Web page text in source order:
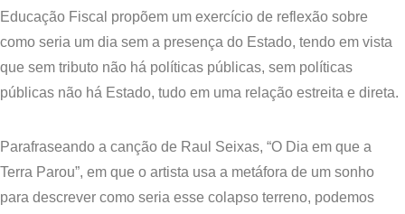
Educação Fiscal propõem um exercício de reflexão sobre
como seria um dia sem a presença do Estado, tendo em vista
que sem tributo não há políticas públicas, sem políticas
públicas não há Estado, tudo em uma relação estreita e direta.
​Parafraseando a canção de Raul Seixas, “O Dia em que a
Terra Parou”, em que o artista usa a metáfora de um sonho
para descrever como seria esse colapso terreno, podemos